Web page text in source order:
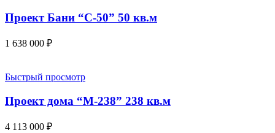
Проект Бани “С-50” 50 кв.м
1 638 000 ₽
Быстрый просмотр
Проект дома “М-238” 238 кв.м
4 113 000 ₽